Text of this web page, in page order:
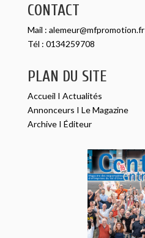
CONTACT
Mail : alemeur@mfpromotion.fr
Tél : 0134259708
PLAN DU SITE
Accueil I Actualités
Annonceurs I Le Magazine
Archive I Éditeur